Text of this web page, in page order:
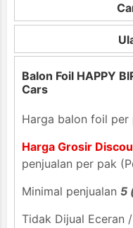
Balon Foil HAPPY
Cars
Harga balon foil per
Harga Grosir
penjualan per pak
Minimal penjualan 5
Tidak Dijual Eceran